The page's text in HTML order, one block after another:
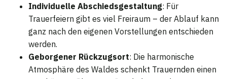
Individuelle Abschiedsgestaltung: Für
Trauerfeiern gibt es viel Freiraum – der Ablauf kann
ganz nach den eigenen Vorstellungen entschieden
werden.
Geborgener Rückzugsort: Die harmonische
Atmosphäre des Waldes schenkt Trauernden einen